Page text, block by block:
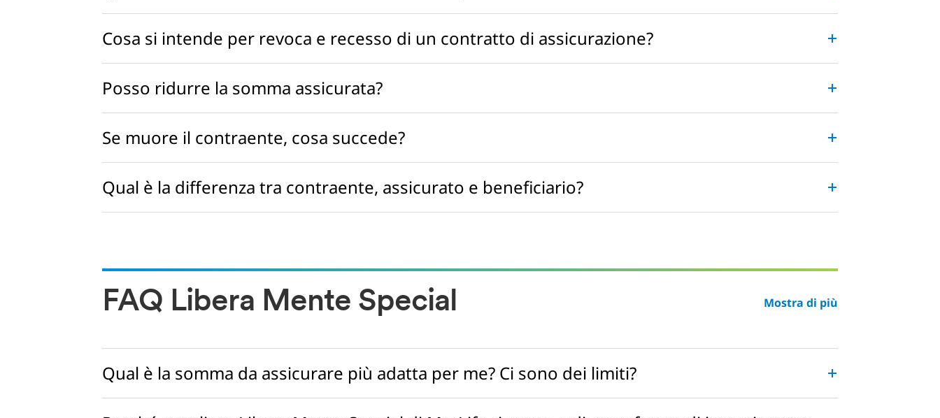
Cosa si intende per revoca e recesso di un contratto di assicurazione?
Posso ridurre la somma assicurata?
Se muore il contraente, cosa succede?
Qual è la differenza tra contraente, assicurato e beneficiario?
FAQ Libera Mente Special Mostra di più
Qual è la somma da assicurare più adatta per me? Ci sono dei limiti?